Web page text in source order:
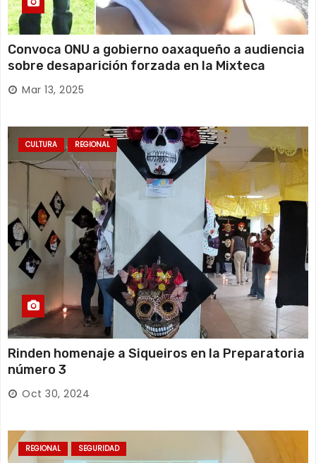
Convoca ONU a gobierno oaxaqueño a audiencia
sobre desaparición forzada en la Mixteca
Mar 13, 2025
CULTURA REGIONAL
Rinden homenaje a Siqueiros en la Preparatoria
número 3
Oct 30, 2024
REGIONAL SEGURIDAD